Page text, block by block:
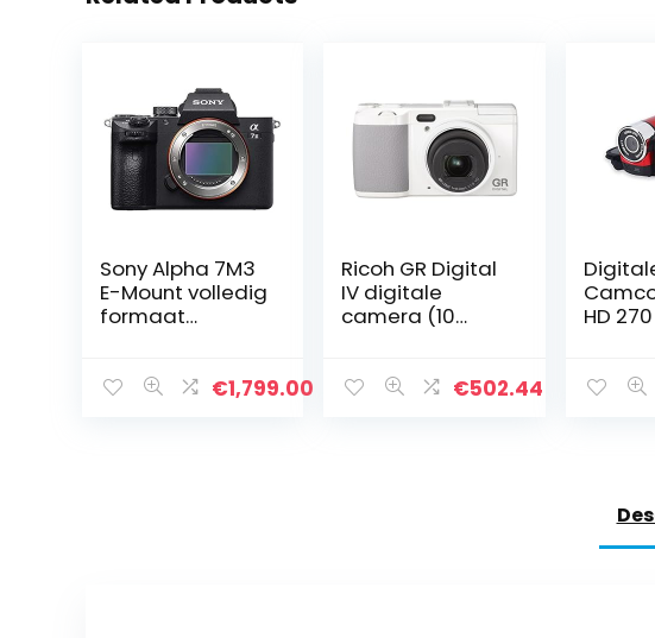
Sony Alpha 7M3
E-Mount volledig
formaat
megapixel, 7,6
€1,799.00
Ricoh GR Digital
IV digitale
camera (10
zoom, 7,6 cm (3
€502.44
HD
DV